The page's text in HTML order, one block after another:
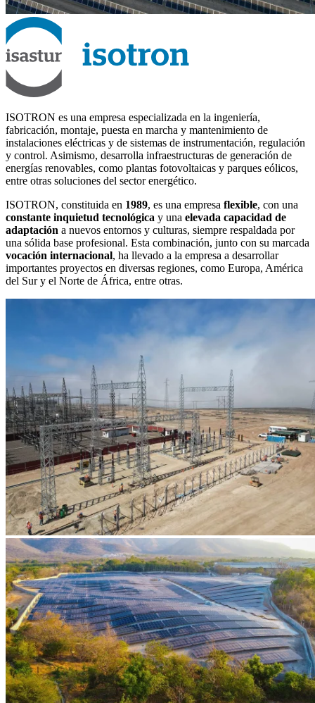
ISOTRON es una empresa especializada en la ingeniería,
fabricación, montaje, puesta en marcha y mantenimiento de
instalaciones eléctricas y de sistemas de instrumentación, regulación
y control. Asimismo, desarrolla infraestructuras de generación de
energías renovables, como plantas fotovoltaicas y parques eólicos,
entre otras soluciones del sector energético.
ISOTRON, constituida en 1989, es una empresa flexible, con una
constante inquietud tecnológica y una elevada capacidad de
adaptación a nuevos entornos y culturas, siempre respaldada por
una sólida base profesional. Esta combinación, junto con su marcada
vocación internacional, ha llevado a la empresa a desarrollar
importantes proyectos en diversas regiones, como Europa, América
del Sur y el Norte de África, entre otras.